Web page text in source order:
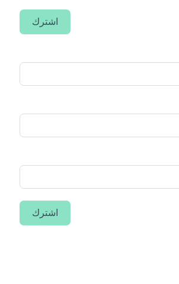
اشترك
اشترك